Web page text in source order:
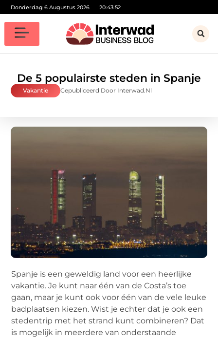
Donderdag 6 Augustus 2026 20:43:53
De 5 populairste steden in Spanje
Vakantie Gepubliceerd Door Interwad.nl
Spanje is een geweldig land voor een heerlijke
vakantie. Je kunt naar één van de Costa’s toe
gaan, maar je kunt ook voor één van de vele leuke
badplaatsen kiezen. Wist je echter dat je ook een
stedentrip met het strand kunt combineren? Dat
is mogelijk in meerdere van onderstaande